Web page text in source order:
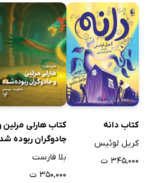
کتاب دانه
کریل لوئیس
۳۴۵,۰۰۰ ت
کتاب هارلی مرلین
جادوگران ربوده
بلا فارست
۳۵۰,۰۰۰ ت